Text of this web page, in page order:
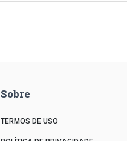
Sobre
TERMOS DE USO